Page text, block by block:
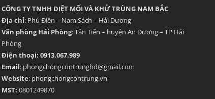
CÔNG TY TNHH DIỆT MỐI VÀ KHỬ TRÙNG NAM BẮC
Địa chỉ: Phú Điền – Nam Sách – Hải Dương
Văn phòng Hải Phòng: Tân Tiến – huyện An Dương – TP Hải
Phòng
Điện thoại: 0913.067.989
Email: phongchongcontrunghd@gmail.com
Website: phongchongcontrung.vn
MST: 0801249870